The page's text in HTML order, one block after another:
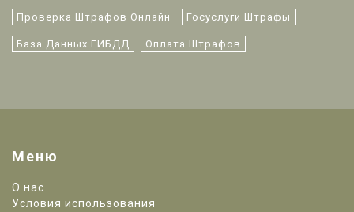
Проверка Штрафов Онлайн Госуслуги Штрафы
База Данных ГИБДД Оплата Штрафов
Меню
О нас
Условия использования